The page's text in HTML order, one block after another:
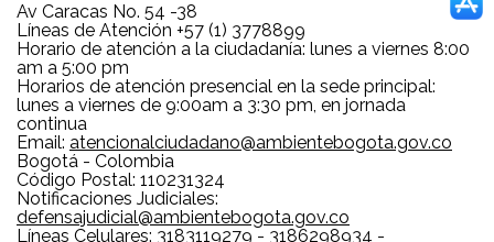
Av Caracas No. 54 -38
Líneas de Atención +57 (1) 3778899
Horario de atención a la ciudadanía: lunes a viernes 8:00
am a 5:00 pm
Horarios de atención presencial en la sede principal:
lunes a viernes de 9:00am a 3:30 pm, en jornada
continua
Email: atencionalciudadano@ambientebogota.gov.co
Bogotá - Colombia
Código Postal: 110231324
Notificaciones Judiciales:
defensajudicial@ambientebogota.gov.co
Líneas Celulares: 3183119279 - 3186298934 -